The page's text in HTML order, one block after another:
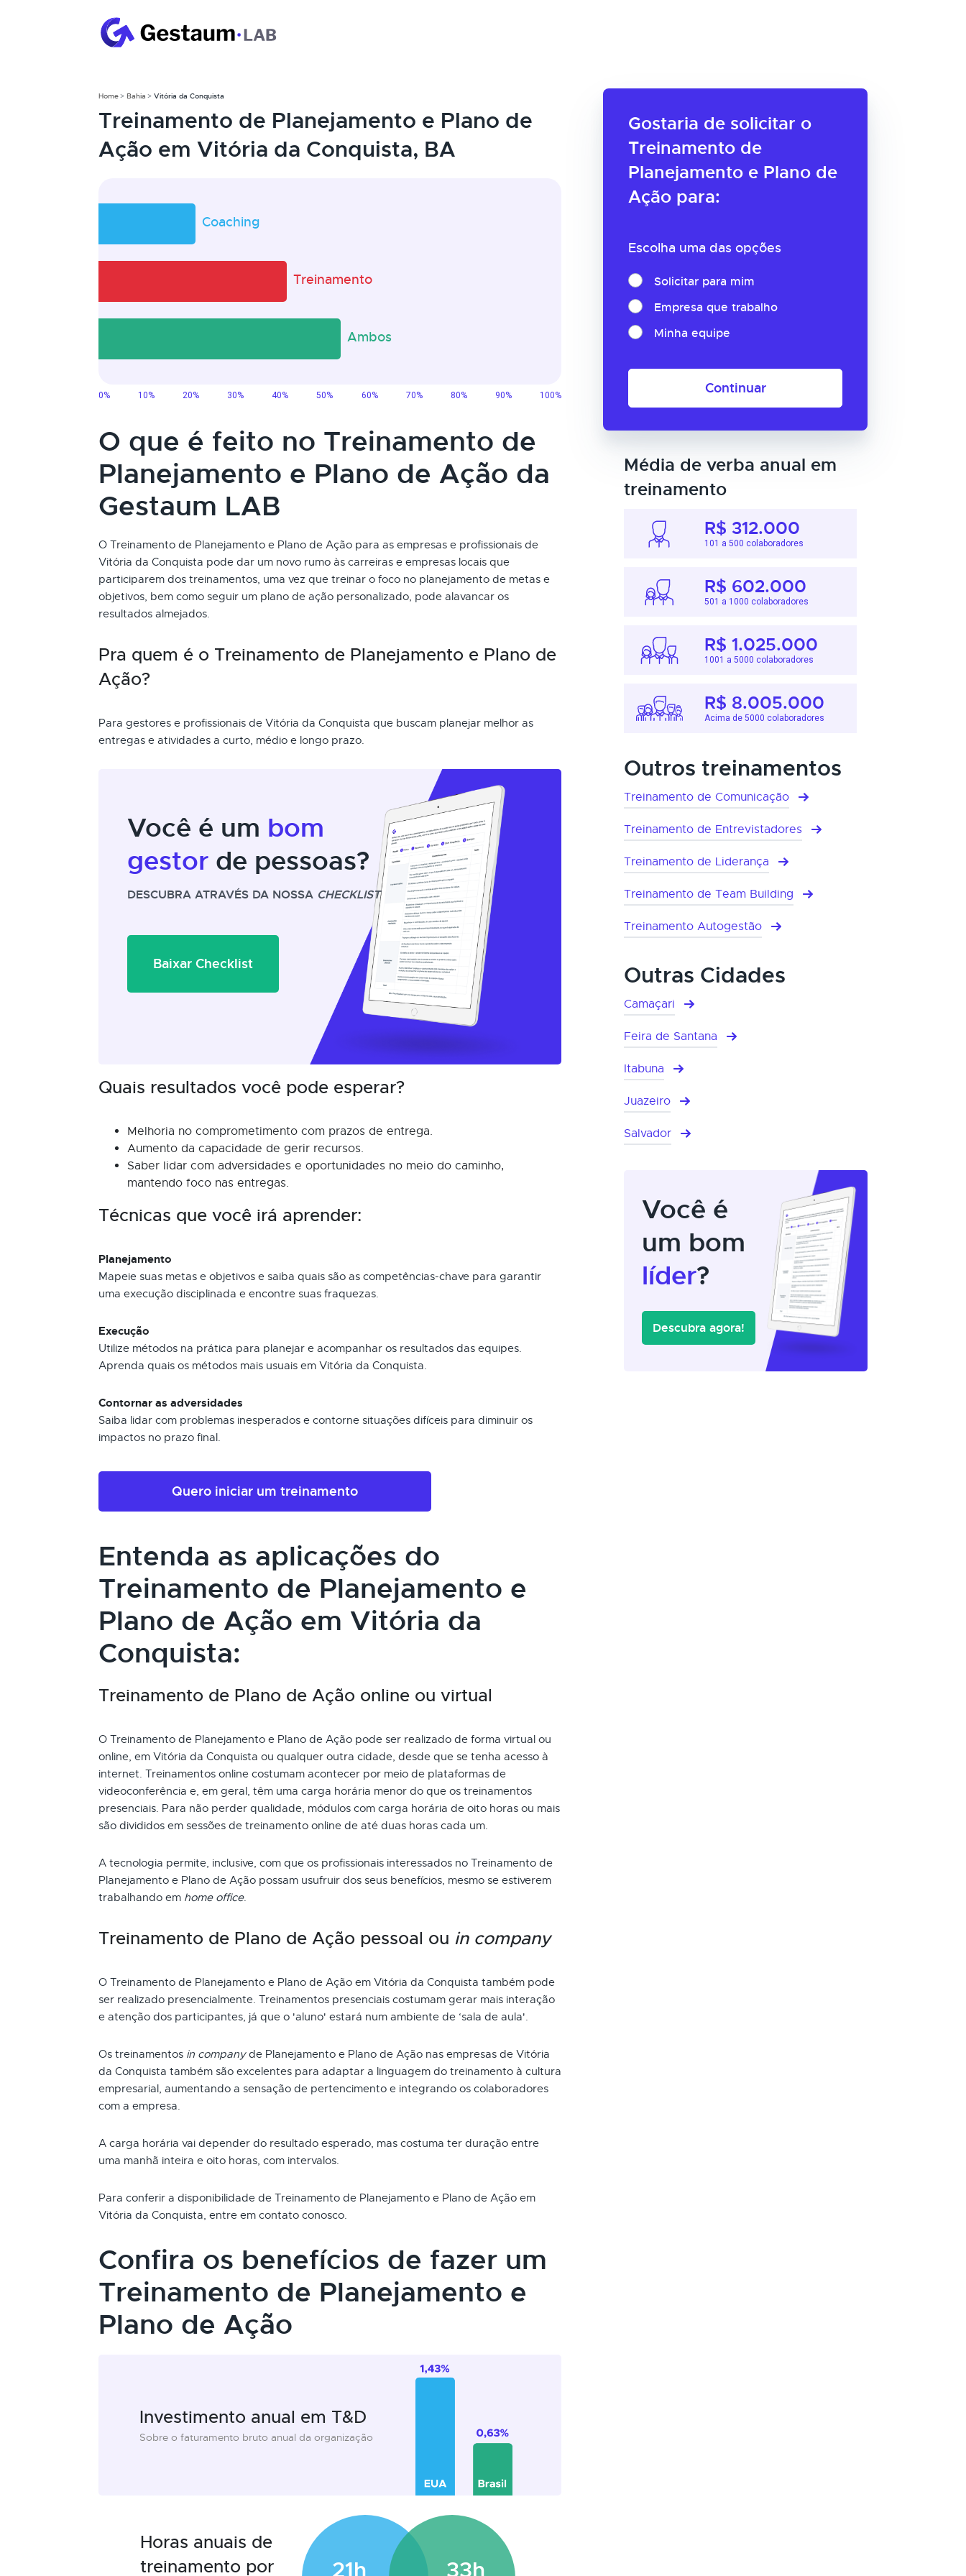
Gostaria de solicitar o
Treinamento de
Planejamento e Plano de
Ação para:
Escolha uma das opções
Solicitar para mim
Empresa que trabalho
Minha equipe
Continuar
Home Bahia Vitória da Conquista
Treinamento de Planejamento e Plano de
Ação em Vitória da Conquista, BA
O que é feito no Treinamento de
Planejamento e Plano de Ação da
Gestaum LAB
O Treinamento de Planejamento e Plano de Ação para as empresas e profissionais de
Vitória da Conquista pode dar um novo rumo às carreiras e empresas locais que
participarem dos treinamentos, uma vez que treinar o foco no planejamento de metas e
objetivos, bem como seguir um plano de ação personalizado, pode alavancar os
resultados almejados.
Pra quem é o Treinamento de Planejamento e Plano de
Ação?
Para gestores e profissionais de Vitória da Conquista que buscam planejar melhor as
entregas e atividades a curto, médio e longo prazo.
Você é um bom
gestor de pessoas?
DESCUBRA ATRAVÉS DA NOSSA CHECKLIST
Baixar Checklist
Quais resultados você pode esperar?
Melhoria no comprometimento com prazos de entrega.
Aumento da capacidade de gerir recursos.
Saber lidar com adversidades e oportunidades no meio do caminho,
mantendo foco nas entregas.
Técnicas que você irá aprender:
Planejamento
Mapeie suas metas e objetivos e saiba quais são as competências-chave para garantir
uma execução disciplinada e encontre suas fraquezas.
Execução
Utilize métodos na prática para planejar e acompanhar os resultados das equipes.
Aprenda quais os métodos mais usuais em Vitória da Conquista.
Contornar as adversidades
Saiba lidar com problemas inesperados e contorne situações difíceis para diminuir os
impactos no prazo final.
Quero iniciar um treinamento
Entenda as aplicações do
Treinamento de Planejamento e
Plano de Ação em Vitória da
Conquista:
Treinamento de Plano de Ação online ou virtual
O Treinamento de Planejamento e Plano de Ação pode ser realizado de forma virtual ou
online, em Vitória da Conquista ou qualquer outra cidade, desde que se tenha acesso à
internet. Treinamentos online costumam acontecer por meio de plataformas de
videoconferência e, em geral, têm uma carga horária menor do que os treinamentos
presenciais. Para não perder qualidade, módulos com carga horária de oito horas ou mais
são divididos em sessões de treinamento online de até duas horas cada um.
A tecnologia permite, inclusive, com que os profissionais interessados no Treinamento de
Planejamento e Plano de Ação possam usufruir dos seus benefícios, mesmo se estiverem
trabalhando em home office.
Treinamento de Plano de Ação pessoal ou in company
O Treinamento de Planejamento e Plano de Ação em Vitória da Conquista também pode
ser realizado presencialmente. Treinamentos presenciais costumam gerar mais interação
e atenção dos participantes, já que o 'aluno' estará num ambiente de ‘sala de aula'.
Os treinamentos in companyde Planejamento e Plano de Ação nas empresas de Vitória
da Conquista também são excelentes para adaptar a linguagem do treinamento à cultura
empresarial, aumentando a sensação de pertencimento e integrando os colaboradores
com a empresa.
A carga horária vai depender do resultado esperado, mas costuma ter duração entre
uma manhã inteira e oito horas, com intervalos.
Para conferir a disponibilidade de Treinamento de Planejamento e Plano de Ação em
Vitória da Conquista, entre em contato conosco.
Confira os benefícios de fazer um
Treinamento de Planejamento e
Plano de Ação
Investimento anual em T&D
Sobre o faturamento bruto anual da organização
Horas anuais de
treinamento por
21h 33h
Média de verba anual em
treinamento
R$ 312.000
101 a 500 colaboradores
R$ 602.000
501 a 1000 colaboradores
R$ 1.025.000
1001 a 5000 colaboradores
R$ 8.005.000
Acima de 5000 colaboradores
Outros treinamentos
Treinamento de Comunicação
Treinamento de Entrevistadores
Treinamento de Liderança
Treinamento de Team Building
Treinamento Autogestão
Outras Cidades
Camaçari
Feira de Santana
Itabuna
Juazeiro
Salvador
Você é
um bom
líder?
Descubra agora!